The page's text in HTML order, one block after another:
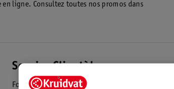
ligne. Consultez toutes nos promos dans
Service Clientèle
Foire aux questions